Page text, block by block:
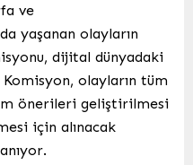
ve
yaşanan olayların
dijital dünyadaki
Komisyon, olayların tüm
önerileri geliştirilmesi
için alınacak